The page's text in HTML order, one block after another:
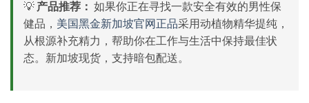
💡 产品推荐： 如果你正在寻找一款安全有效的男性保
健品， 美国黑金新加坡官网正品采用动植物精华提纯，
从根源补充精力，帮助你在工作与生活中保持最佳状
态。新加坡现货，支持暗包配送。